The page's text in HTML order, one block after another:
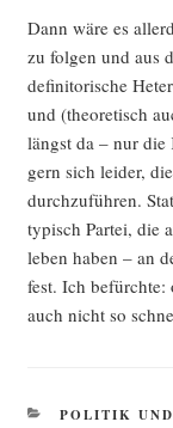
Dann wäre es
zu fol­gen und aus
defi­ni­to­ri­sche
und (theo­re­tisch
längst da – nur
gern sich lei­der,
durch­zu­füh­ren.
typisch Par­tei, die
leben haben – an
fest. Ich befürch­te:
auch nicht so
KATEGORIEN
POLITIK